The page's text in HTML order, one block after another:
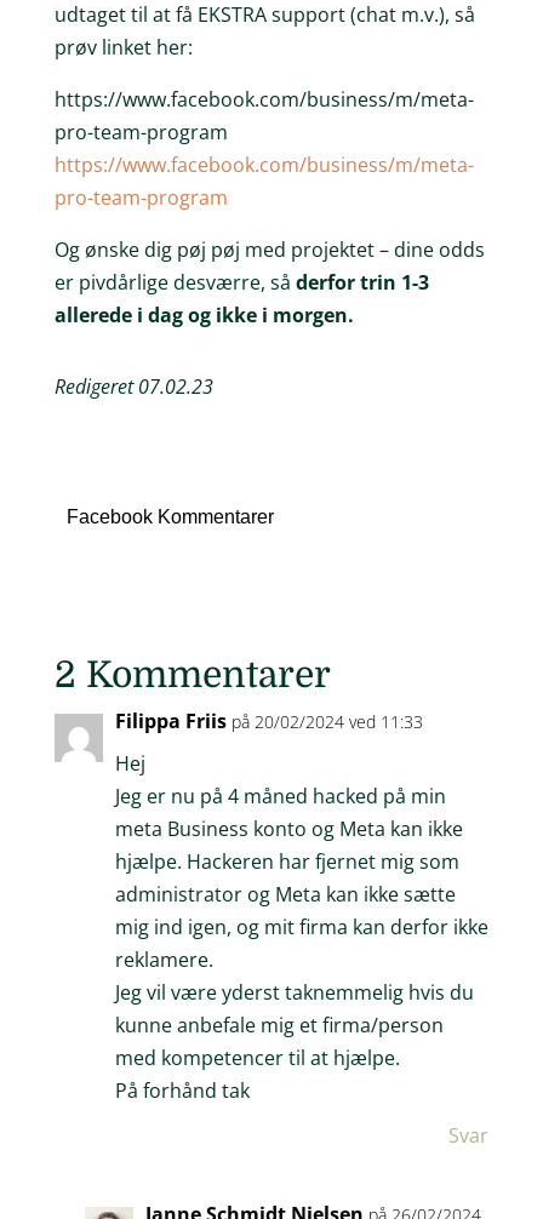
udtaget til at få EKSTRA support (chat m.v.), så
prøv linket her:
https://www.facebook.com/business/m/meta-
pro-team-program
https://www.facebook.com/business/m/meta-
pro-team-program
Og ønske dig pøj pøj med projektet – dine odds
er pivdårlige desværre, så derfor trin 1-3
allerede i dag og ikke i morgen.
Redigeret 07.02.23
Facebook Kommentarer
2 Kommentarer
Filippa Friis på 20/02/2024 ved 11:33
Hej
Jeg er nu på 4 måned hacked på min
meta Business konto og Meta kan ikke
hjælpe. Hackeren har fjernet mig som
administrator og Meta kan ikke sætte
mig ind igen, og mit firma kan derfor ikke
reklamere.
Jeg vil være yderst taknemmelig hvis du
kunne anbefale mig et firma/person
med kompetencer til at hjælpe.
På forhånd tak
Svar